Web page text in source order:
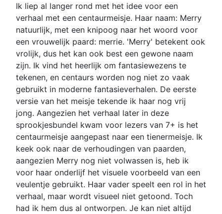
Ik liep al langer rond met het idee voor een
verhaal met een centaurmeisje. Haar naam: Merry
natuurlijk, met een knipoog naar het woord voor
een vrouwelijk paard: merrie. 'Merry' betekent ook
vrolijk, dus het kan ook best een gewone naam
zijn. Ik vind het heerlijk om fantasiewezens te
tekenen, en centaurs worden nog niet zo vaak
gebruikt in moderne fantasieverhalen. De eerste
versie van het meisje tekende ik haar nog vrij
jong. Aangezien het verhaal later in deze
sprookjesbundel kwam voor lezers van 7+ is het
centaurmeisje aangepast naar een tienermeisje. Ik
keek ook naar de verhoudingen van paarden,
aangezien Merry nog niet volwassen is, heb ik
voor haar onderlijf het visuele voorbeeld van een
veulentje gebruikt. Haar vader speelt een rol in het
verhaal, maar wordt visueel niet getoond. Toch
had ik hem dus al ontworpen. Je kan niet altijd